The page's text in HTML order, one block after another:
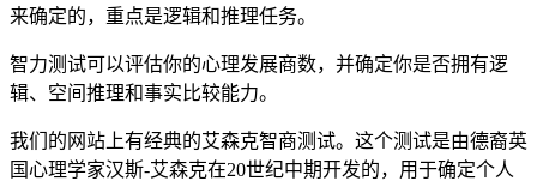
来确定的，重点是逻辑和推理任务。
智力测试可以评估你的心理发展商数，并确定你是否拥有逻
辑、空间推理和事实比较能力。
我们的网站上有经典的艾森克智商测试。这个测试是由德裔英
国心理学家汉斯-艾森克在20世纪中期开发的，用于确定个人